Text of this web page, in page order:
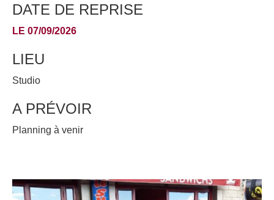
DATE DE REPRISE
LE 07/09/2026
LIEU
Studio
A PRÉVOIR
Planning à venir